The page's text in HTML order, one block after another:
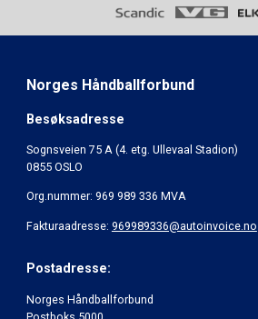
Norges Håndballforbund
Besøksadresse
Sognsveien 75 A (4. etg. Ullevaal Stadion)
0855 OSLO
Org.nummer: 969 989 336 MVA
Fakturaadresse: 969989336@autoinvoice.no
Postadresse:
Norges Håndballforbund